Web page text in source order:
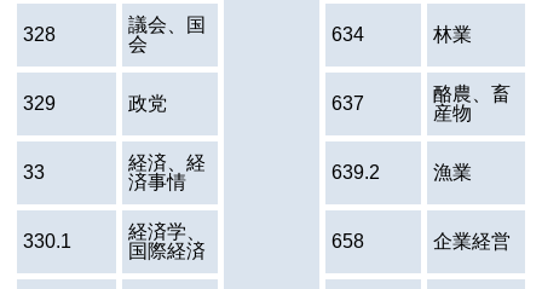
328
議会、国
会
634 林業
329 政党 637
酪農、畜
産物
33
経済、経
済事情
639.2 漁業
330.1
経済学、
国際経済
658 企業経営